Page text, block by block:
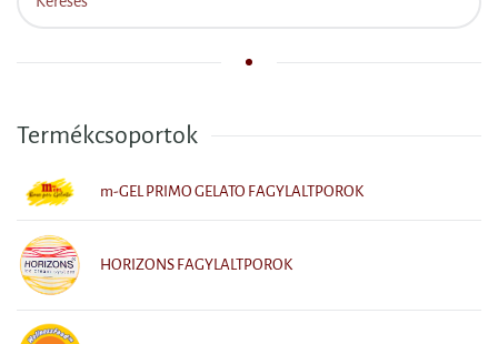
Termékcsoportok
m-GEL PRIMO GELATO FAGYLALTPOROK
HORIZONS FAGYLALTPOROK